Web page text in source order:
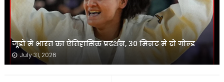
जूडो में भारत का ऐतिहासिक प्रदर्शन, 30 मिनट में दो गोल्ड
July 31, 2026